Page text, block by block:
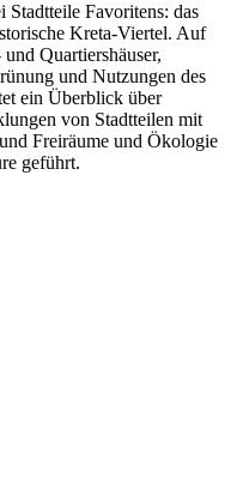
Favoritens: das
Kreta-Viertel. Auf
Quartiershäuser,
und Nutzungen des
ein Überblick über
von Stadtteilen mit
Freiräume und Ökologie
geführt.